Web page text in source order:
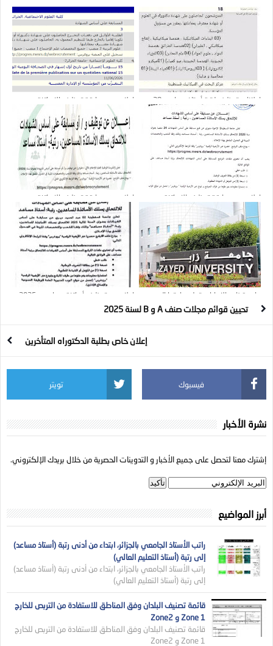
إعلانات توظيف لرتبة أستاذ مساعد : 28
منصب
اعلان عن مسابقة توظيف الاساتذة
المساعدين بعنوان سنة 2026
اعلان عن مسابقة توظيف الاساتذة
المساعدين بعنوان سنة 2026
اعلان عن مسابقة توظيف الاساتذة
المساعدين بعنوان سنة 2026
جامعة زايد بالإمارات تعلن حاجتها إلى
أعضاء هيئة تدريس
15 منصب
تحيين قوائم مجلات صنف A و B لسنة 2025
إعلان خاص بطلبة الدكتوراه المتأخرين
فيسبوك تويتر
نشرة الأخبار
إشترك معنا لتحصل على جميع الأخبار و التدوينات الحصرية من خلال بريدك الإلكتروني.
أبرز المواضيع
راتب الأستاذ الجامعي بالجزائر، ابتداء من أدنى رتبة (أستاذ مساعد)
إلى رتبة (أستاذ التعليم العالي)
راتب الأستاذ الجامعي بالجزائر، ابتداء من أدنى رتبة (أستاذ مساعد)
إلى رتبة (أستاذ التعليم العالي)
قائمة تصنيف البلدان وفق المناطق للاستفادة من التربص للخارج
Zone 1 و Zone2
قائمة تصنيف البلدان وفق المناطق للاستفادة من التربص للخارج
Zone 1 و Zone2